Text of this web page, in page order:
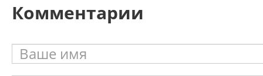
Комментарии